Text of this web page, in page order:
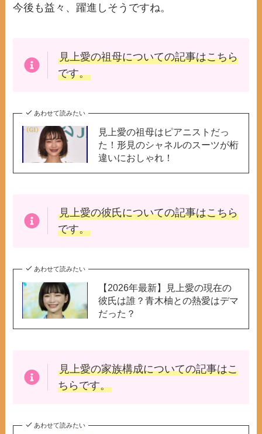
今後も益々、躍進しそうですね。
見上愛の祖母についての記事はこちら
です。
あわせて読みたい
見上愛の祖母はピアニストだっ
た！形見のシャネルのスーツが桁
違いにおしゃれ！
見上愛の彼氏についての記事はこちら
です。
あわせて読みたい
【2026年最新】見上愛の現在の
彼氏は誰？青木柚との熱愛はデマ
だった？
見上愛の家族構成についての記事はこ
ちらです。
あわせて読みたい